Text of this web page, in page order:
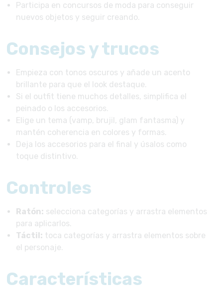
Participa en concursos de moda para conseguir
nuevos objetos y seguir creando.
Consejos y trucos
Empieza con tonos oscuros y añade un acento
brillante para que el look destaque.
Si el outfit tiene muchos detalles, simplifica el
peinado o los accesorios.
Elige un tema (vamp, brujil, glam fantasma) y
mantén coherencia en colores y formas.
Deja los accesorios para el final y úsalos como
toque distintivo.
Controles
Ratón: selecciona categorías y arrastra elementos
para aplicarlos.
Táctil: toca categorías y arrastra elementos sobre
el personaje.
Características